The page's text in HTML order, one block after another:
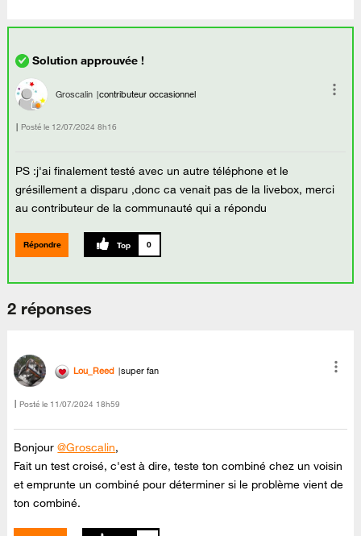
Groscalin contributeur occasionnel
Posté le ‎12/07/2024 8h16
PS :j'ai finalement testé avec un autre téléphone et le
grésillement a disparu ,donc ca venait pas de la livebox, merci
au contributeur de la communauté qui a répondu
Répondre 0
2 réponses
Lou_Reed super fan
Posté le ‎11/07/2024 18h59
Bonjour@Groscalin,
Fait un test croisé, c'est à dire, teste ton combiné chez un voisin
et emprunte un combiné pour déterminer si le problème vient de
ton combiné.